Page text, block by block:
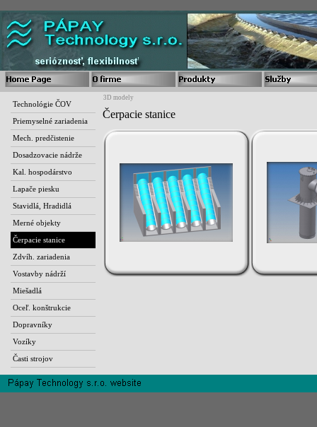
Technológie ČOV
Priemyselné zariadenia
Mech. predčistenie
Dosadzovacie nádrže
Kal. hospodárstvo
Lapače piesku
Stavidlá, Hradidlá
Merné objekty
Čerpacie stanice
Zdvíh. zariadenia
Vostavby nádrží
Miešadlá
Oceľ. konštrukcie
Dopravníky
Vozíky
Časti strojov
3D modely
Čerpacie stanice